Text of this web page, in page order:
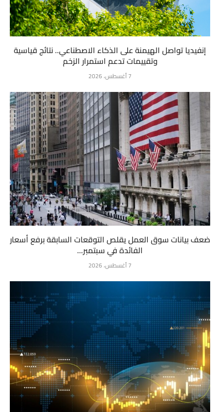
إنفيديا تواصل الهيمنة على الذكاء الاصطناعي.. نتائج قياسية
وتقييمات تدعم استمرار الزخم
7 أغسطس، 2026
ضعف بيانات سوق العمل يقلص التوقعات السابقة برفع أسعار
الفائدة في سبتمبر...
7 أغسطس، 2026